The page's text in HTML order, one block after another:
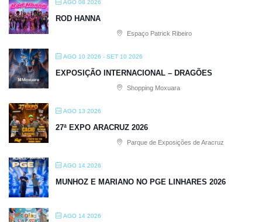
AGO 08 2026
ROD HANNA
Espaço Patrick Ribeiro
AGO 10 2026 - SET 10 2026
EXPOSIÇÃO INTERNACIONAL – DRAGÕES
Shopping Moxuara
AGO 13 2026
27ª EXPO ARACRUZ 2026
Parque de Exposições de Aracruz
AGO 14 2026
MUNHOZ E MARIANO NO PGE LINHARES 2026
AGO 14 2026